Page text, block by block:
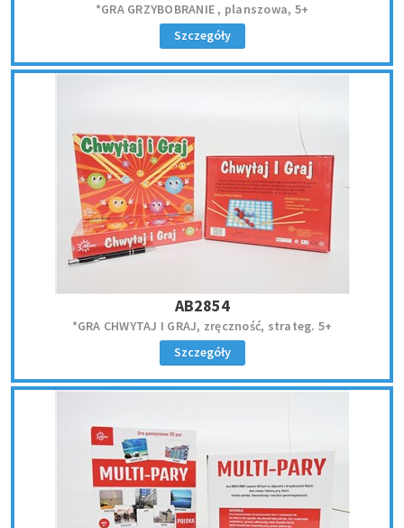
*GRA GRZYBOBRANIE , planszowa, 5+
Szczegóły
AB2854
*GRA CHWYTAJ I GRAJ, zręczność, strateg. 5+
Szczegóły